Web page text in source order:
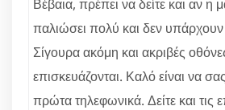
Βέβαια, πρέπει να δείτε και αν η
παλιώσει πολύ και δεν υπάρχουν
Σίγουρα ακόμη και ακριβές
επισκευάζονται. Καλό είναι να
πρώτα τηλεφωνικά. Δείτε και τις